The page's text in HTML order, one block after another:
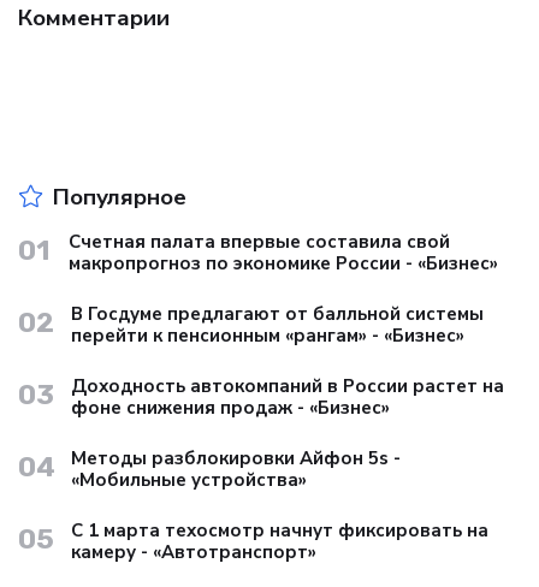
Комментарии
Популярное
01
Счетная палата впервые составила свой
макропрогноз по экономике России - «Бизнес»
02
В Госдуме предлагают от балльной системы
перейти к пенсионным «рангам» - «Бизнес»
03
Доходность автокомпаний в России растет на
фоне снижения продаж - «Бизнес»
04
Методы разблокировки Айфон 5s -
«Мобильные устройства»
05
С 1 марта техосмотр начнут фиксировать на
камеру - «Автотранспорт»